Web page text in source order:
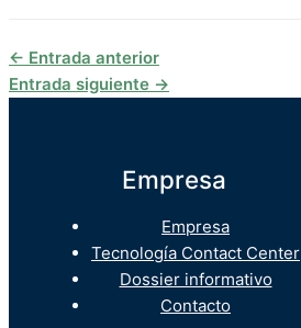
← Entrada anterior
Entrada siguiente →
Empresa
Empresa
Tecnología Contact Center
Dossier informativo
Contacto